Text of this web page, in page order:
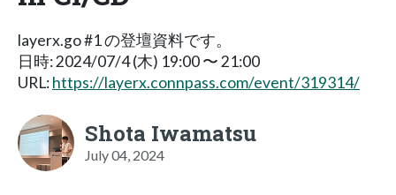
layerx.go #1 の登壇資料です。
日時: 2024/07/4 (木) 19:00 〜 21:00
URL:https://layerx.connpass.com/event/319314/
Shota Iwamatsu
July 04, 2024